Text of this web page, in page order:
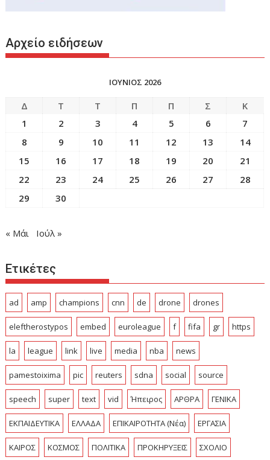
Αρχείο ειδήσεων
ΙΟΥΝΙΟΣ 2026
Δ Τ Τ Π Π Σ
Κ
1
2 3 4 5 6
7
8
9 10 11 12 13
14
15
16 17 18 19 20
21
22
23 24 25 26 27
28
29
30
« Μάι Ιούλ »
Ετικέτες
ad amp champions cnn de drone drones
eleftherostypos embed euroleague f fifa gr https
la league link live media nba news
pamestoixima pic reuters sdna social source
speech super text vid Ήπειρος ΑΡΘΡΑ ΓΕΝΙΚΑ
ΕΚΠΑΙΔΕΥΤΙΚΑ ΕΛΛΑΔΑ ΕΠΙΚΑΙΡΟΤΗΤΑ (Νέα) ΕΡΓΑΣΙΑ
ΚΑΙΡΟΣ ΚΟΣΜΟΣ ΠΟΛΙΤΙΚΑ ΠΡΟΚΗΡΥΞΕΙΣ ΣΧΟΛΙΟ